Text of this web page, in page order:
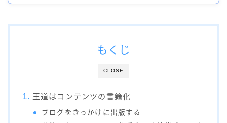
CLOSE
もくじ
王道はコンテンツの書籍化
ブログをきっかけに出版する